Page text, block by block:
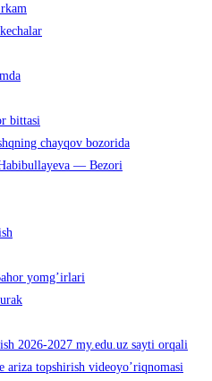
bittasi
chayqov bozorida
— Bezori
yomg’irlari
2026-2027 my.edu.uz sayti orqali
ariza topshirish videoyo’riqnomasi